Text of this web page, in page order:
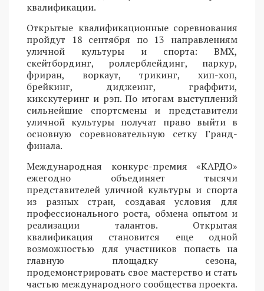
квалификации.
Открытые квалификационные соревнования
пройдут 18 сентября по 13 направлениям
уличной культуры и спорта: BMX,
скейтбординг, роллерблейдинг, паркур,
фриран, воркаут, трикинг, хип-хоп,
брейкинг, диджеинг, граффити,
кикскутеринг и рэп. По итогам выступлений
сильнейшие спортсмены и представители
уличной культуры получат право выйти в
основную соревновательную сетку Гранд-
финала.
Международная конкурс-премия «КАРДО»
ежегодно объединяет тысячи
представителей уличной культуры и спорта
из разных стран, создавая условия для
профессионального роста, обмена опытом и
реализации талантов. Открытая
квалификация становится еще одной
возможностью для участников попасть на
главную площадку сезона,
продемонстрировать свое мастерство и стать
частью международного сообщества проекта.